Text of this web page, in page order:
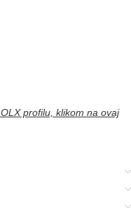
profilu, klikom na ovaj